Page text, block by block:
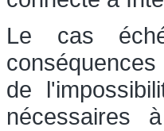
Le cas
de
nécessaires